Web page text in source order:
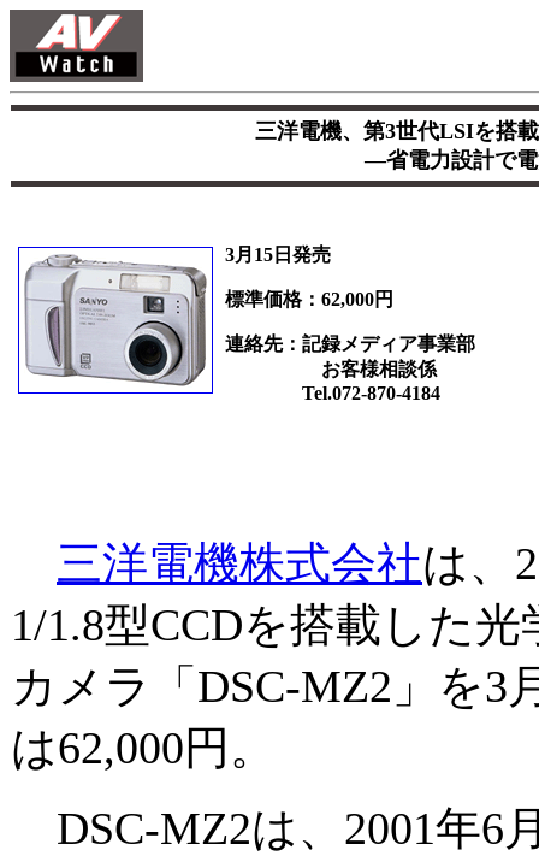
三洋電機、第3世代LSIを搭
―省電力設計で
3月15日発売
標準価格：62,000円
連絡先：記録メディア事業部
お客様相談係
Tel.072-870-4184
三洋電機株式会社は、
1/1.8型CCDを搭載した
カメラ「DSC-MZ2」を3
は62,000円。
DSC-MZ2は、2001年6